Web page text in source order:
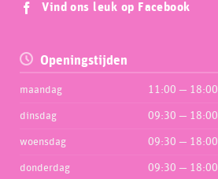
Vind ons leuk op Facebook
Openingstijden
maandag 11:00 — 18:00
dinsdag 09:30 — 18:00
woensdag 09:30 — 18:00
donderdag 09:30 — 18:00